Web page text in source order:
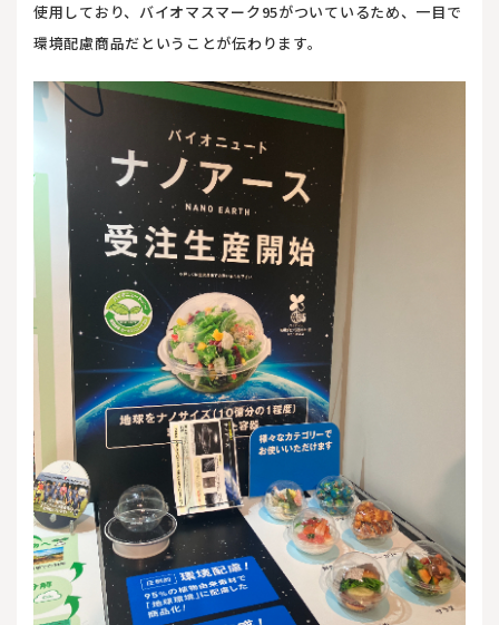
使用しており、バイオマスマーク95がついているため、一目で
環境配慮商品だということが伝わります。